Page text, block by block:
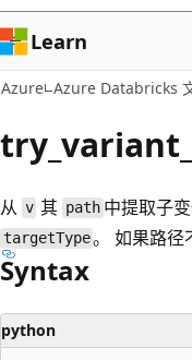
Learn
Azure Azure Databricks
从 v 其 path中提取子
targetType。 如果路径
Syntax
python